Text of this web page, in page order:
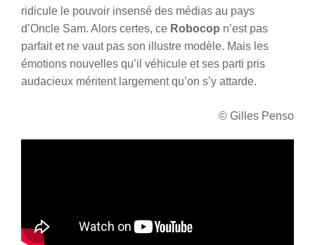
ridicule le pouvoir insensé des médias au pays
d’Oncle Sam. Alors certes, ce Robocop n’est pas
parfait et ne vaut pas son illustre modèle. Mais les
émotions nouvelles qu’il véhicule et ses parti pris
audacieux méritent largement qu’on s’y attarde.
© Gilles Penso